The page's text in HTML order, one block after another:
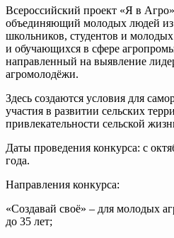
Всероссийский проект «Я в
объединяющий молодых людей
школьников, студентов и
и обучающихся в сфере
направленный на выявление
агромолодёжи.
Здесь создаются условия для
участия в развитии сельских
привлекательности сельской
Даты проведения конкурса: с
года.
Направления конкурса:
«Создавай своё» – для молодых
до 35 лет;